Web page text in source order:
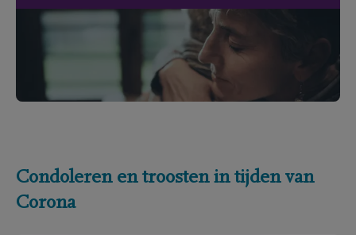
Condoleren en troosten in tijden van
Corona